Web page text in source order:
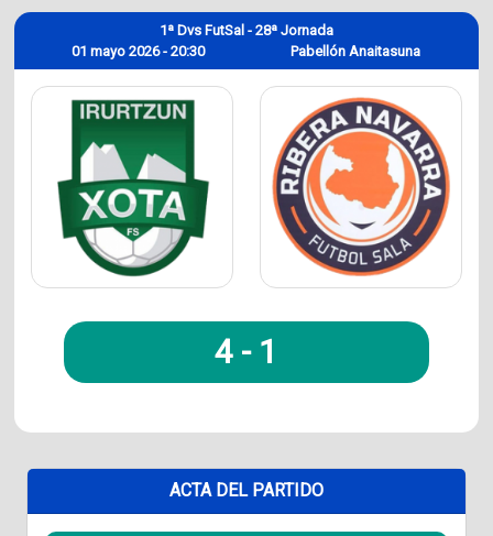
01 mayo 2026 - 20:30
1ª Dvs FutSal - 28ª Jornada
Pabellón Anaitasuna
4 - 1
ACTA DEL PARTIDO